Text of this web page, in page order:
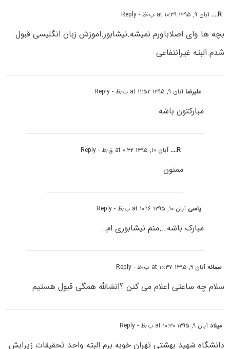
R.... آبان ۹, ۱۳۹۵ at ۱۰:۳۹ ب٫ظ - Reply
بچه ها وای اصلاباورم نمیشه.نیشابور.اموزش زبان انگلیسی قبول
شدم.البته غیرانتفاعی
علیرضاآبان ۹, ۱۳۹۵ at ۱۱:۵۲ ب٫ظ - Reply
مبارکتون باشه
R.... آبان ۱۰, ۱۳۹۵ at ۰:۳۲ ق٫ظ - Reply
ممنون
یاسی آبان ۱۰, ۱۳۹۵ at ۱۰:۱۶ ب٫ظ - Reply
مبارک باشه….منم نیشابوری ام…
سمانهآبان ۹, ۱۳۹۵ at ۱۰:۳۷ ب٫ظ - Reply
سلام چه ساعتی اعلام می کنن ؟انشالله همگی قبول هستیم
میلادآبان ۹, ۱۳۹۵ at ۱۰:۳۰ ب٫ظ - Reply
دانشگاه شهید بهشتی تهران خوبه برم البته واحد تحقیقات زیرابش